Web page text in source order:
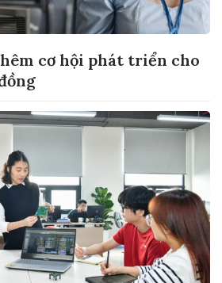
cơ hội phát triển cho